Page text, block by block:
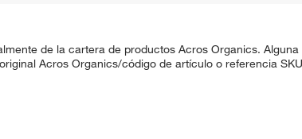
de la cartera de productos Acros Organics.
Acros Organics/código de artículo o referencia